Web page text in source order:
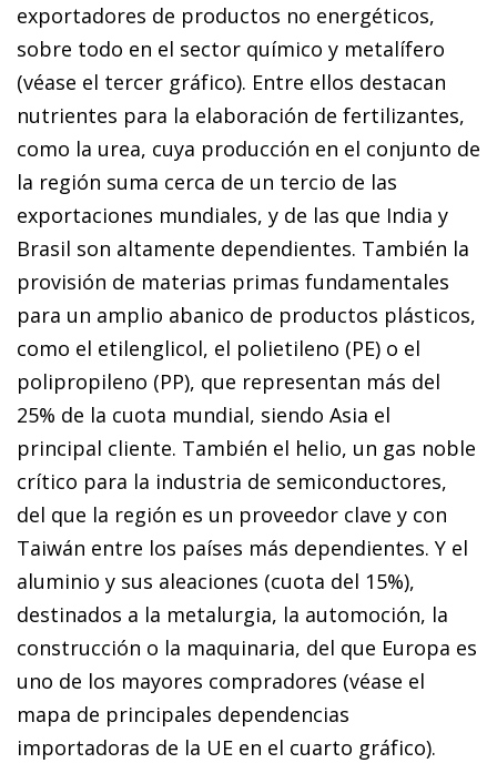
exportadores de productos no energéticos,
sobre todo en el sector químico y metalífero
(véase el tercer gráfico). Entre ellos destacan
nutrientes para la elaboración de fertilizantes,
como la urea, cuya producción en el conjunto de
la región suma cerca de un tercio de las
exportaciones mundiales, y de las que India y
Brasil son altamente dependientes. También la
provisión de materias primas fundamentales
para un amplio abanico de productos plásticos,
como el etilenglicol, el polietileno (PE) o el
polipropileno (PP), que representan más del
25% de la cuota mundial, siendo Asia el
principal cliente. También el helio, un gas noble
crítico para la industria de semiconductores,
del que la región es un proveedor clave y con
Taiwán entre los países más dependientes. Y el
aluminio y sus aleaciones (cuota del 15%),
destinados a la metalurgia, la automoción, la
construcción o la maquinaria, del que Europa es
uno de los mayores compradores (véase el
mapa de principales dependencias
importadoras de la UE en el cuarto gráfico).